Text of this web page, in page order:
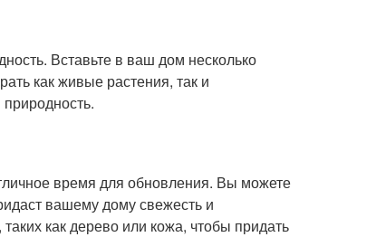
Вставьте в ваш дом несколько
как живые растения, так и
время для обновления. Вы можете
вашему дому свежесть и
как дерево или кожа, чтобы придать